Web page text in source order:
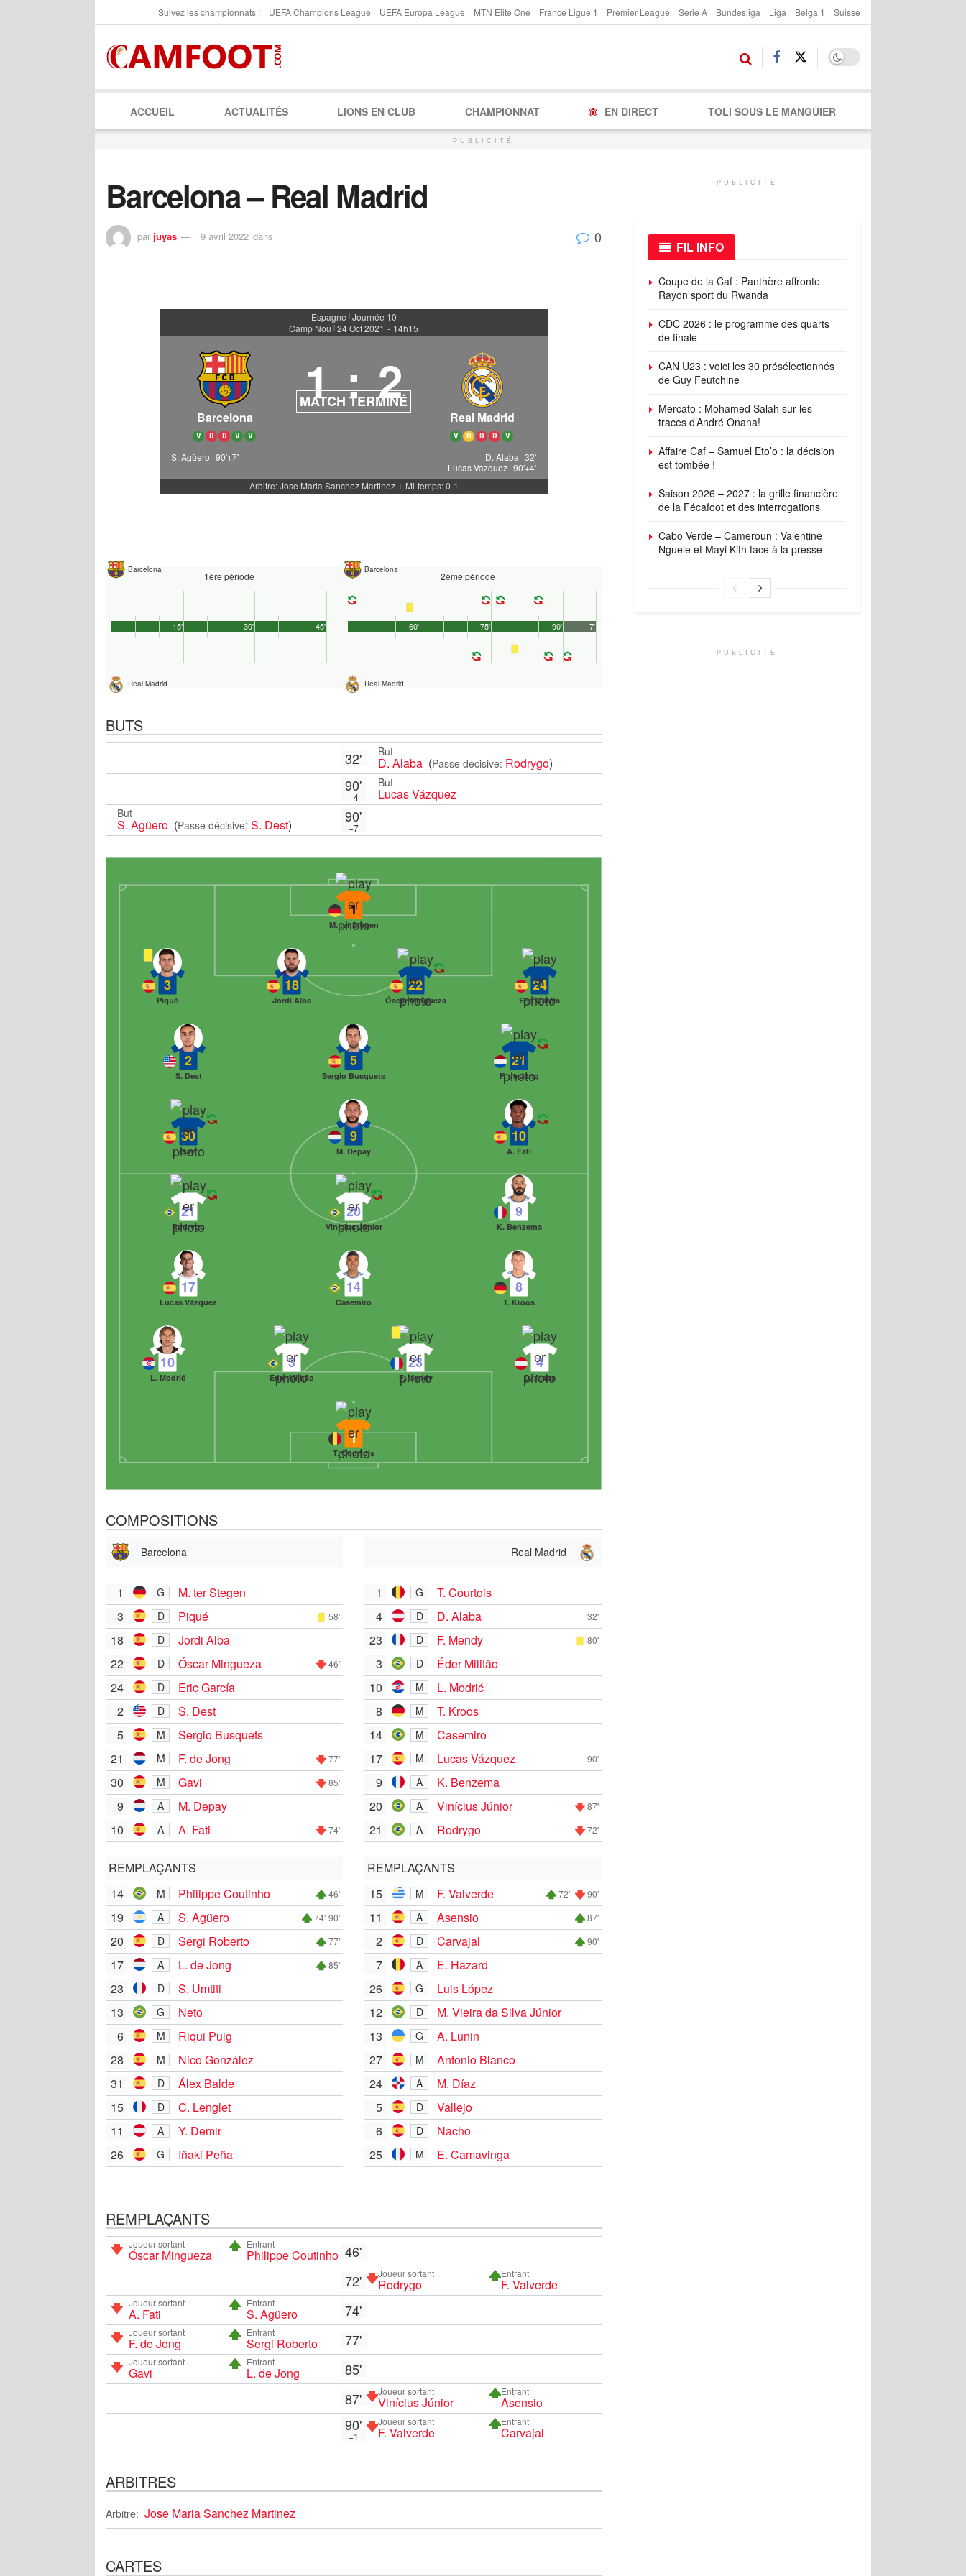
Suivez les championnats : UEFA Champions League UEFA Europa League MTN Elite One France Ligue 1 Premier League Serie A Bundesliga Liga Belga 1 Suisse
ACCUEIL ACTUALITÉS LIONS EN CLUB CHAMPIONNAT EN DIRECT TOLI SOUS LE MANGUIER
PUBLICITÉ
Barcelona – Real Madrid
par juyas 9 avril 2022 dans 0
Espagne | Journée 10
Camp Nou | 24 Oct 2021 - 14h15
Barcelona
V D D V V
1 : 2
MATCH TERMINÉ
Real Madrid
V N D D V
S. Agüero 90'+7' D. Alaba 32'
Lucas Vázquez 90'+4'
Arbitre: Jose Maria Sanchez Martinez | Mi-temps: 0-1
Barcelona
1ère période
Real Madrid
45'
15' 30'
Barcelona
2ème période
Real Madrid
90'
60' 75' 7'
BUTS
32' But
D. Alaba (Passe décisive: Rodrygo)
90'
+4
But
Lucas Vázquez
But
S. Agüero (Passe décisive: S. Dest) 90'
+7
1
M. ter Stegen
24
Eric García
22
Óscar Mingueza
18
Jordi Alba
3
Piqué
21
F. de Jong
5
Sergio Busquets
2
S. Dest
10
A. Fati
9
M. Depay
30
Gavi
1
T. Courtois
10
L. Modrić
3
Éder Militão
23
F. Mendy
4
D. Alaba
17
Lucas Vázquez
14
Casemiro
8
T. Kroos
21
Rodrygo
20
Vinícius Júnior
9
K. Benzema
COMPOSITIONS
Barcelona
1 G
M. ter Stegen
3
D Piqué 58'
18 D
Jordi Alba
22
D Óscar Mingueza 46'
24 D
Eric García
2
D
S. Dest
5
M
Sergio Busquets
21
M F. de Jong 77'
30 M Gavi 85'
9 A
M. Depay
10
A A. Fati 74'
REMPLAÇANTS
14
M Philippe Coutinho 46'
19 A S. Agüero 74' 90'
20 D Sergi Roberto 77'
17 A L. de Jong 85'
23 D
S. Umtiti
13
G
Neto
6
M
Riqui Puig
28
M
Nico González
31
D
Álex Balde
15
D
C. Lenglet
11
A
Y. Demir
26
G Iñaki Peña
Real Madrid
1 G
T. Courtois
4
D D. Alaba 32'
23 D F. Mendy 80'
3 D
Éder Militão
10
M
L. Modrić
8
M
T. Kroos
14
M
Casemiro
17
M Lucas Vázquez 90'
9 A
K. Benzema
20
A Vinícius Júnior 87'
21 A Rodrygo 72'
REMPLAÇANTS
15
M F. Valverde 72' 90'
11 A Asensio 87'
2 D Carvajal 90'
7 A
E. Hazard
26
G
Luis López
12
D
M. Vieira da Silva Júnior
13
G
A. Lunin
27
M
Antonio Blanco
24
A
M. Díaz
5
D
Vallejo
6
D
Nacho
25
M E. Camavinga
REMPLAÇANTS
Joueur sortant
Óscar Mingueza
Entrant
Philippe Coutinho 46'
72'
Joueur sortant
Rodrygo
Entrant
F. Valverde
Joueur sortant
A. Fati
Entrant
S. Agüero 74'
Joueur sortant
F. de Jong
Entrant
Sergi Roberto 77'
Joueur sortant
Gavi
Entrant
L. de Jong
85'
87'
Joueur sortant
Vinícius Júnior
Entrant
Asensio
90'
+1
Joueur sortant
F. Valverde
Entrant
Carvajal
ARBITRES
Arbitre: Jose Maria Sanchez Martinez
CARTES
PUBLICITÉ
FIL INFO
Coupe de la Caf : Panthère affronte
Rayon sport du Rwanda
CDC 2026 : le programme des quarts
de finale
CAN U23 : voici les 30 présélectionnés
de Guy Feutchine
Mercato : Mohamed Salah sur les
traces d’André Onana!
Affaire Caf – Samuel Eto’o : la décision
est tombée !
Saison 2026 – 2027 : la grille financière
de la Fécafoot et des interrogations
Cabo Verde – Cameroun : Valentine
Nguele et Mayi Kith face à la presse
PUBLICITÉ